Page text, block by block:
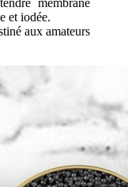
membrane
et iodée.
aux amateurs